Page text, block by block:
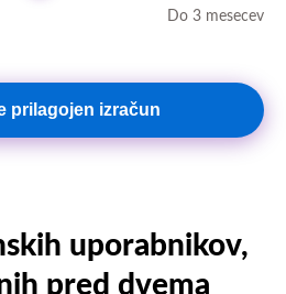
Do 3 mesecev
prilagojen izračun
uporabnikov,
pred dvema